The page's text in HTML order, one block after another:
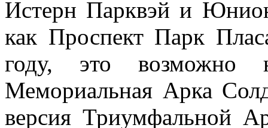
Истерн Парквэй и
как Проспект Парк
году, это возможно
Мемориальная Арка
версия Триумфальной